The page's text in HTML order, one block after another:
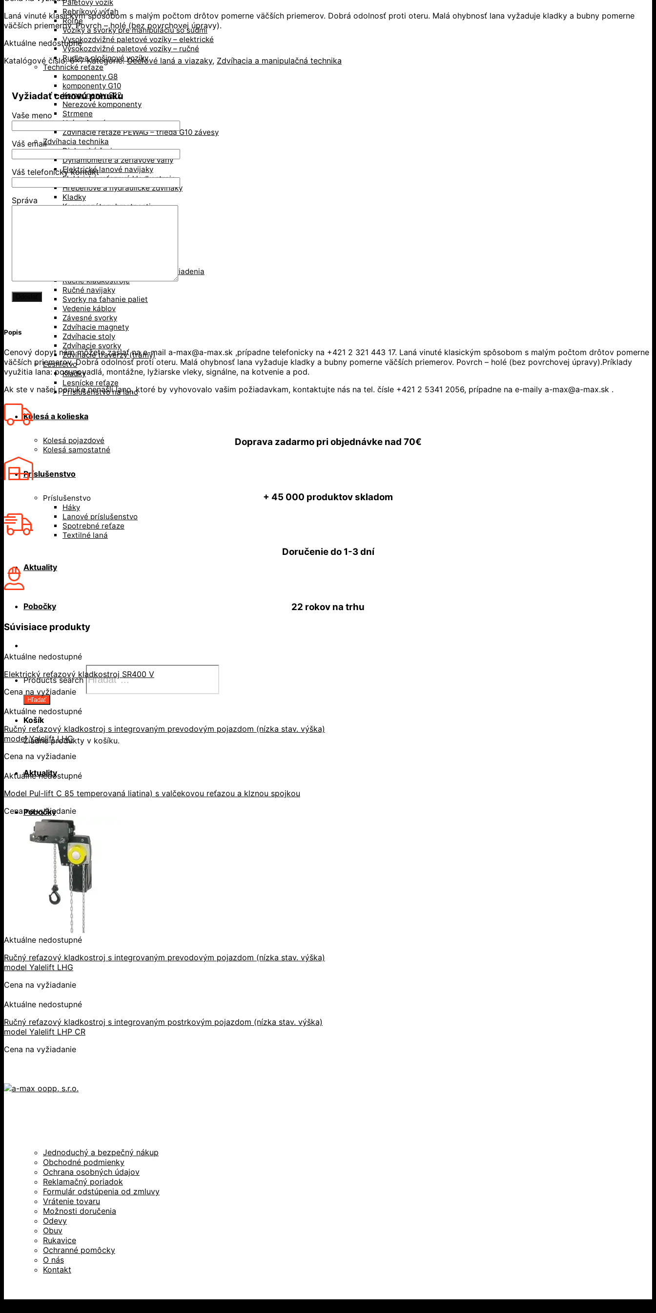
Paletový vozík
Rebríkový výťah
Roľne
Vozíky a svorky pre manipuláciu so sudmi
Vysokozdvižné paletové vozíky – elektrické
Vysokozdvižné paletové vozíky – ručné
Rudle a plošinové vozíky
Technické reťaze
komponenty G8
komponenty G10
Komponenty G12
Nerezové komponenty
Strmene
Upínacie reťaze
Zdvíhacie reťaze PEWAG – trieda G10 závesy
Zdvíhacia technika
Dielenské žeriavy
Dynamometre a žeriavove váhy
Elektrické lanové navijaky
Elektrické reťazové kladkostroje
Hrebeňové a hydraulické zdviháky
Kladky
Kompenzátory hmotnosti
Prísavky a Vakuové zdvíhacie zariadenia
Ručné kladkostroje
Ručné navijaky
Svorky na ťahanie paliet
Vedenie káblov
Závesné svorky
Zdvíhacie magnety
Zdvíhacie stoly
Zdvíhacie svorky
Zdvíhacie traverzy (trámy)
Lesníctvo
Kladky
Lesnícke reťaze
Príslušenstvo na lano
Kolesá a kolieska
Kolesá pojazdové
Kolesá samostatné
Príslušenstvo
Príslušenstvo
Háky
Lanové príslušenstvo
Spotrebné reťaze
Textilné laná
Aktuality
Pobočky
Products search
Hľadať
Košík
Žiadne produkty v košíku.
Aktuality
Pobočky
Laná vinuté klasickým spôsobom s malým počtom drôtov pomerne väčších priemerov. Dobrá odolnosť proti oteru. Malá ohybnosť lana vyžaduje kladky a bubny pomerne
väčších priemerov. Povrch – holé (bez povrchovej úpravy).
Aktuálne nedostupné
Katalógové číslo:6x7 Kategórie:Oceľové laná a viazaky, Zdvíhacia a manipulačná technika
Vyžiadať cenovú ponuku
Vaše meno
Váš email
Váš telefonický kontakt
Správa
Popis
Cenový dopyt nám môžete zaslať na e-mail a-max@a-max.sk ,prípadne telefonicky na +421 2 321 443 17. Laná vinuté klasickým spôsobom s malým počtom drôtov pomerne
väčších priemerov. Dobrá odolnosť proti oteru. Malá ohybnosť lana vyžaduje kladky a bubny pomerne väčších priemerov. Povrch – holé (bez povrchovej úpravy).Príklady
využitia lana: posunovadlá, montážne, lyžiarske vleky, signálne, na kotvenie a pod.
Ak ste v našej ponuke nenašli lano, ktoré by vyhovovalo vašim požiadavkam, kontaktujte nás na tel. čísle +421 2 5341 2056, prípadne na e-maily a-max@a-max.sk .
Doprava zadarmo pri objednávke nad 70€
+ 45 000 produktov skladom
Doručenie do1-3 dní
22 rokov na trhu
Súvisiace produkty
Aktuálne nedostupné
Elektrický reťazový kladkostroj SR400 V
Cena na vyžiadanie
Aktuálne nedostupné
Ručný reťazový kladkostroj s integrovaným prevodovým pojazdom (nízka stav. výška)
model Yalelift LHG
Cena na vyžiadanie
Aktuálne nedostupné
Model Pul-lift C 85 temperovaná liatina) s valčekovou reťazou a klznou spojkou
Cena na vyžiadanie
Aktuálne nedostupné
Ručný reťazový kladkostroj s integrovaným prevodovým pojazdom (nízka stav. výška)
model Yalelift LHG
Cena na vyžiadanie
Aktuálne nedostupné
Ručný reťazový kladkostroj s integrovaným postrkovým pojazdom (nízka stav. výška)
model Yalelift LHP CR
Cena na vyžiadanie
Jednoduchý a bezpečný nákup
Obchodné podmienky
Ochrana osobných údajov
Reklamačný poriadok
Formulár odstúpenia od zmluvy
Vrátenie tovaru
Možnosti doručenia
Odevy
Obuv
Rukavice
Ochranné pomôcky
O nás
Kontakt